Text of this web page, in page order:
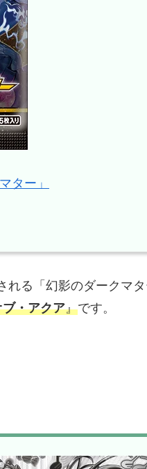
ター」
れる「幻影のダークマ
・アクア』です。